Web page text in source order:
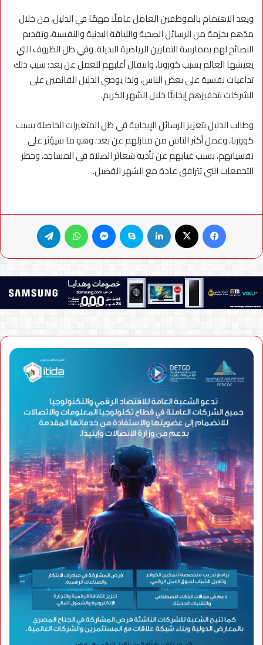
ويعد الاهتمام بالموظفين العامل عاملًا مهمًا في الدليل، من خلال
مدّهم بحزمة من الرسائل الصحية واللياقة البدنية والنفسية، وتقديم
النصائح لهم بممارسة التمارين الرياضية البديلة. وفي ظل الظروف التي
يعيشها العالم بسبب كورونا، وانتقال أغلبهم للعمل عن بعد؛ سبب ذلك
تداعيات نفسية على بعض الناس، ولذا يوصي الدليل القائمين على
الشركات بتحفيزهم إيجابيًّا خلال الشهر الكريم.
وطالب الدليل بتعزيز الرسائل الإيجابية في ظل المتغيرات الحاصلة بسبب
كوورنا، وعمل أكثر الناس من منازلهم عن بعد؛ وهو ما سيؤثر على
نفسياتهم، بسبب غيابهم عن تأدية شعائر الصلاة في المساجد، وحظر
التجمعات التي تترافق عادة مع الشهر الفضيل.
فيسبوك لينكدإن سكايب ماسنجر واتساب